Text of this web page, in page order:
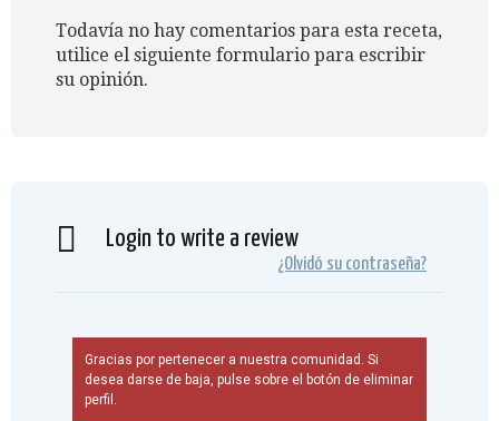
Todavía no hay comentarios para esta receta,
utilice el siguiente formulario para escribir
su opinión.
Login to write a review
¿Olvidó su contraseña?
Gracias por pertenecer a nuestra comunidad. Si
desea darse de baja, pulse sobre el botón de eliminar
perfil.